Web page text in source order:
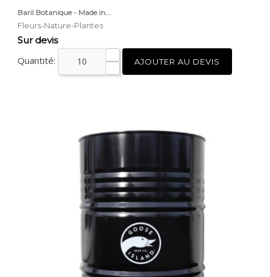
Baril Botanique - Made in...
Fleurs-Nature-Plantes
Prix
Sur devis
Quantité: AJOUTER AU DEVIS